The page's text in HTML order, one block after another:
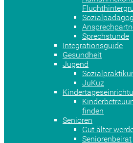
Sprechstunde
Integrationsguide
Gesundheit
Jugend
JuKuz
finden
Senioren
Gut älter
Seniorenbeirat